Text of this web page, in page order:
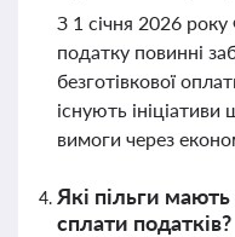
З 1 січня 2026
податку повинні
безготівкової
існують ініціативи
вимоги через
Які пільги
сплати податків?